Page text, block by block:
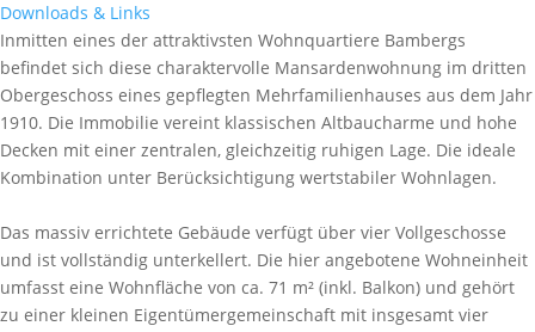
Downloads & Links
Inmitten eines der attraktivsten Wohnquartiere Bambergs
befindet sich diese charaktervolle Mansardenwohnung im dritten
Obergeschoss eines gepflegten Mehrfamilienhauses aus dem Jahr
1910. Die Immobilie vereint klassischen Altbaucharme und hohe
Decken mit einer zentralen, gleichzeitig ruhigen Lage. Die ideale
Kombination unter Berücksichtigung wertstabiler Wohnlagen.
Das massiv errichtete Gebäude verfügt über vier Vollgeschosse
und ist vollständig unterkellert. Die hier angebotene Wohneinheit
umfasst eine Wohnfläche von ca. 71 m² (inkl. Balkon) und gehört
zu einer kleinen Eigentümergemeinschaft mit insgesamt vier